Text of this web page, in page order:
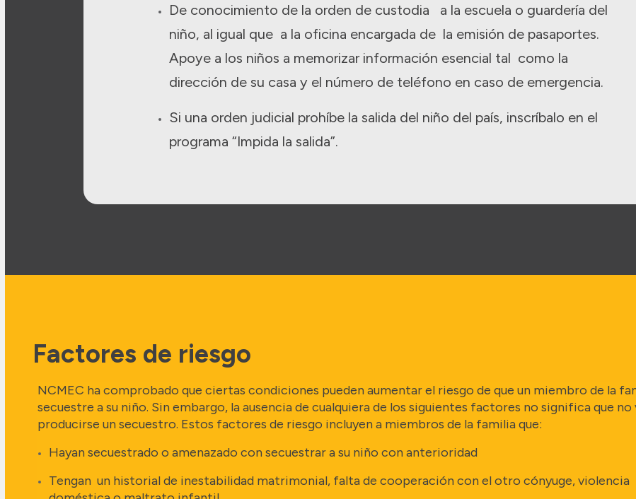
De conocimiento de la orden de custodia a la escuela o guardería del
niño, al igual que a la oficina encargada de la emisión de pasaportes.
Apoye a los niños a memorizar información esencial tal como la
dirección de su casa y el número de teléfono en caso de emergencia.
Si una orden judicial prohíbe la salida del niño del país, inscríbalo en el
programa “Impida la salida”.
Factores de riesgo
NCMEC ha comprobado que ciertas condiciones pueden aumentar el riesgo de que un miembro de la
secuestre a su niño. Sin embargo, la ausencia de cualquiera de los siguientes factores no significa que no
producirse un secuestro. Estos factores de riesgo incluyen a miembros de la familia que:
Hayan secuestrado o amenazado con secuestrar a su niño con anterioridad
Tengan un historial de inestabilidad matrimonial, falta de cooperación con el otro cónyuge, violencia